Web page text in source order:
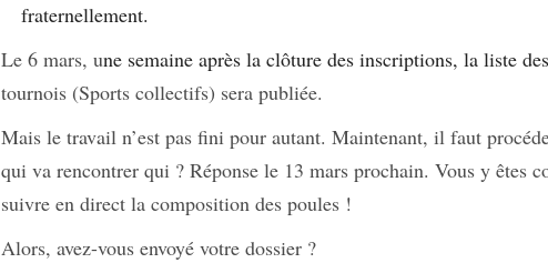
fraternellement.
Le 6 mars, une semaine après la clôture des inscriptions, la liste des
tournois (Sports collectifs) sera publiée.
Mais le travail n’est pas fini pour autant. Maintenant, il faut
qui va rencontrer qui ? Réponse le 13 mars prochain. Vous y êtes
suivre en direct la composition des poules !
Alors, avez-vous envoyé votre dossier ?